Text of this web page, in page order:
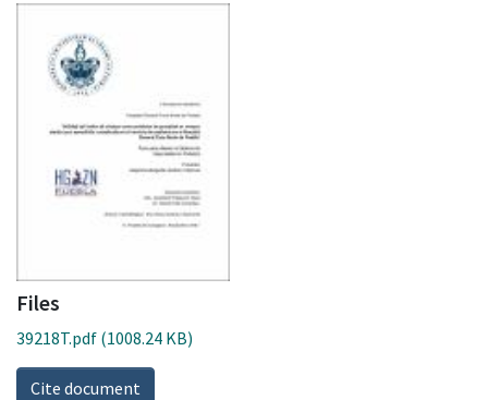
Files
39218T.pdf (1008.24 KB)
Cite document